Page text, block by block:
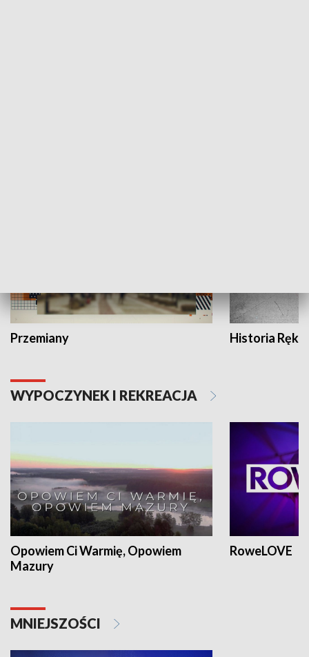
Przemiany Historia Ręką
WYPOCZYNEK I REKREACJA
Opowiem Ci Warmię, Opowiem
Mazury
RoweLOVE
MNIEJSZOŚCI